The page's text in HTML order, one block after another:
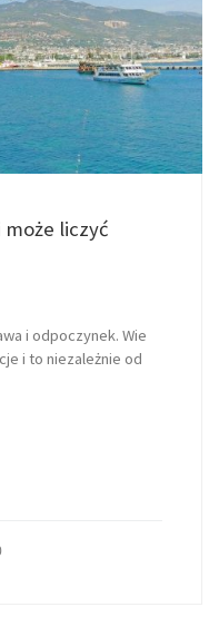
może liczyć
i odpoczynek. Wie
i to niezależnie od